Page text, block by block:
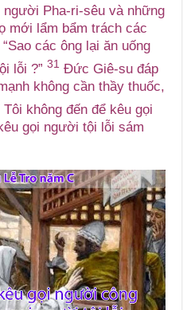
người Pha-ri-sêu và những
mới lẩm bẩm trách các
các ông lại ăn uống
lỗi ?”31 Đức Giê-su đáp
không cần thầy thuốc,
Tôi không đến để kêu gọi
gọi người tội lỗi sám